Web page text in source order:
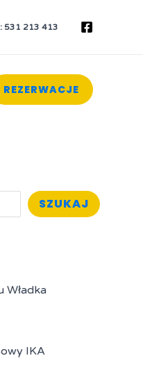
531 213 413
REZERWACJE
SZUKAJ
Władka
IKA